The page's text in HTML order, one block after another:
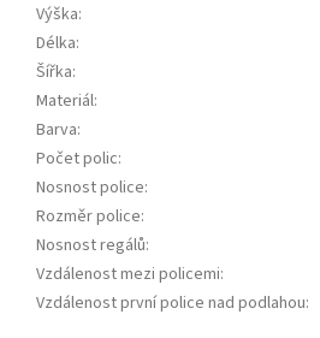
Výška:
Délka:
Šířka:
Materiál:
Barva:
Počet polic:
Nosnost police:
Rozměr police:
Nosnost regálů:
Vzdálenost mezi policemi:
Vzdálenost první police nad podlahou: